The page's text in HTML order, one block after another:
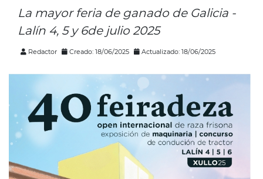
La mayor feria de ganado de Galicia -
Lalín 4, 5 y 6de julio 2025
Redactor Creado: 18/06/2025 Actualizado: 18/06/2025